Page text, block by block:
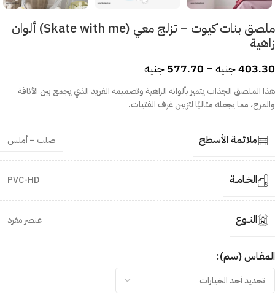
ملصق بنات كيوت – تزلج معي (Skate with me) ألوان
زاهية
403.30جنيه–
577.70جنيه
هذا الملصق الجذاب يتميز بألوانه الزاهية وتصميمه الفريد الذي يجمع بين الأناقة
والمرح، مما يجعله مثاليًا لتزيين غرف الفتيات.
ملائمة الأسطح صلب – أملس
الخـامــة PVC-HD
النــوع عنصر مفرد
المقـاس (سم)